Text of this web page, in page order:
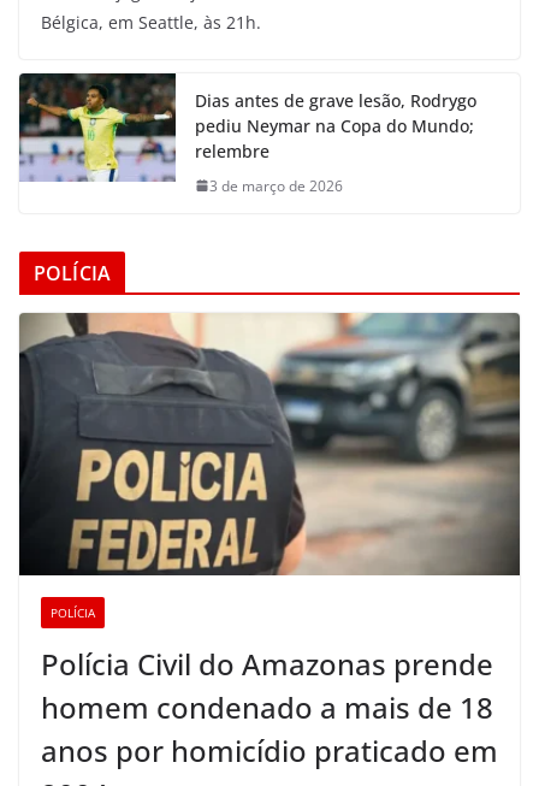
Bélgica, em Seattle, às 21h.
Dias antes de grave lesão, Rodrygo
pediu Neymar na Copa do Mundo;
relembre
3 de março de 2026
POLÍCIA
POLÍCIA
Polícia Civil do Amazonas prende
homem condenado a mais de 18
anos por homicídio praticado em